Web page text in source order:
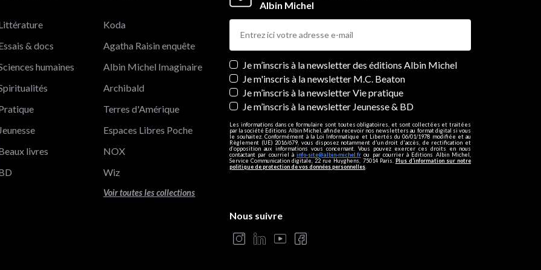
Albin Michel
Newsletters
Je m’inscris à la newsletter des éditions Albin Michel
Je m'inscris à la newsletter M.C. Beaton
Je m’inscris à la newsletter Vie pratique
Je m’inscris à la newsletter Jeunesse & BD
Les informations dans ce formulaire sont toutes obligatoires, et sont collectées et traitées
par la société Editions Albin Michel, afin de recevoir nos newsletters au format digital si vous
le souhaitez. Conformément à la Loi Informatique et Libertés du 06/01/1978 modifiée et au
Règlement (UE) 2016/679, vous disposez notamment d'un droit d'accès, de rectification et
d’opposition aux informations vous concernant. Vous pouvez exercer ces droits en nous
contactant par courriel àinfo-site@albin-michel.fr ou par courrier à Editions Albin Michel,
Service Communication digitale, 22 rue Huyghens, 75014 Paris. Plus d’information sur notre
politique de protection de vos données personnelles
& docs
humaines
Jeunesse
livres
Koda
Agatha Raisin enquête
Albin Michel Imaginaire
Archibald
Terres d'Amérique
Espaces Libres Poche
NOX
Wiz
Voir toutes les collections
Nous suivre